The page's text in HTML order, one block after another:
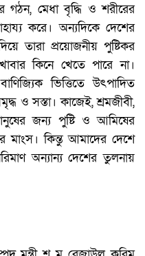
গঠন, মেধা বৃদ্ধি ও শরীরের
করে। অন্যদিকে দেশের
তারা প্রয়োজনীয় পুষ্টিকর
কিনে খেতে পারে না।
ভিত্তিতে উৎপাদিত
ও সস্তা। কাজেই, শ্রমজীবী,
জন্য পুষ্টি ও আমিষের
মাংস। কিন্তু আমাদের দেশে
অন্যান্য দেশের তুলনায়